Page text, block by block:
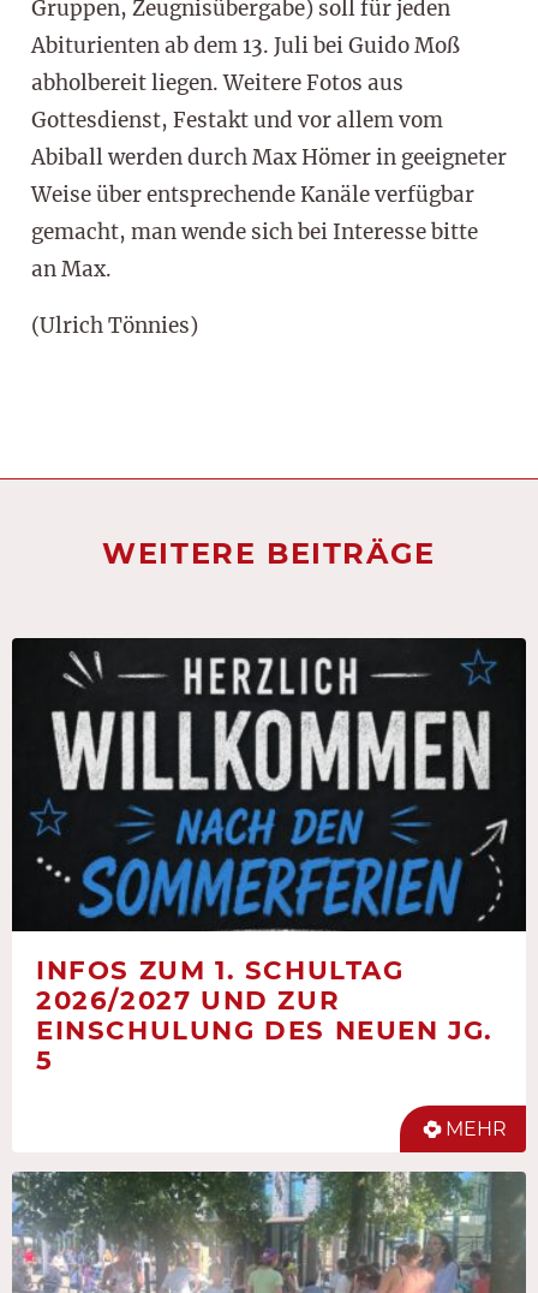
Gruppen, Zeugnisübergabe) soll für jeden
Abiturienten ab dem 13. Juli bei Guido Moß
abholbereit liegen. Weitere Fotos aus
Gottesdienst, Festakt und vor allem vom
Abiball werden durch Max Hömer in geeigneter
Weise über entsprechende Kanäle verfügbar
gemacht, man wende sich bei Interesse bitte
an Max.
(Ulrich Tönnies)
WEITERE BEITRÄGE
INFOS ZUM 1. SCHULTAG
2026/2027 UND ZUR
EINSCHULUNG DES NEUEN JG.
5
MEHR